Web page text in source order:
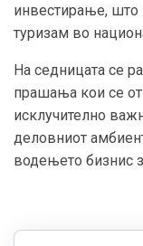
инвестирање, што
туризам во
На седницата се
прашања кои се
исклучително
деловниот
водењето бизнис